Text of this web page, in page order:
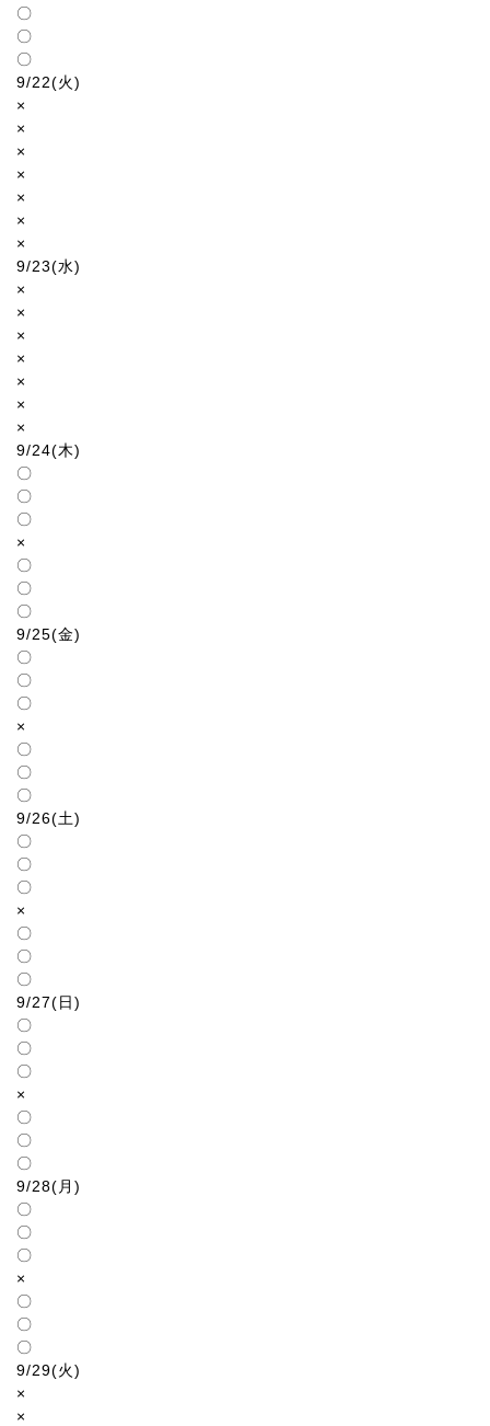
〇
〇
〇
9/22(火)
×
×
×
×
×
×
×
9/23(水)
×
×
×
×
×
×
×
9/24(木)
〇
〇
〇
×
〇
〇
〇
9/25(金)
〇
〇
〇
×
〇
〇
〇
9/26(土)
〇
〇
〇
×
〇
〇
〇
9/27(日)
〇
〇
〇
×
〇
〇
〇
9/28(月)
〇
〇
〇
×
〇
〇
〇
9/29(火)
×
×